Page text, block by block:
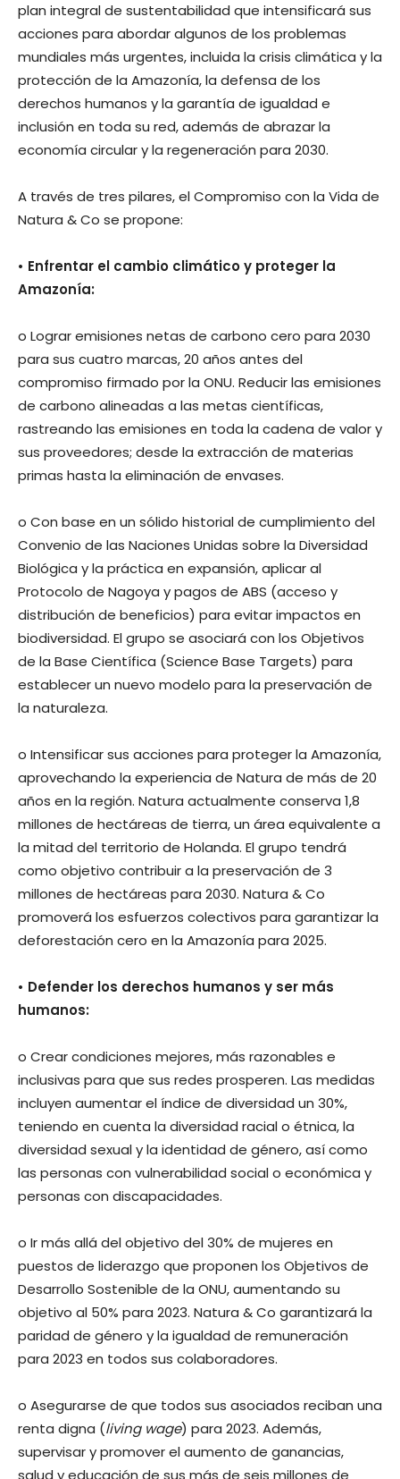
plan integral de sustentabilidad que intensificará sus
acciones para abordar algunos de los problemas
mundiales más urgentes, incluida la crisis climática y la
protección de la Amazonía, la defensa de los
derechos humanos y la garantía de igualdad e
inclusión en toda su red, además de abrazar la
economía circular y la regeneración para 2030.
A través de tres pilares, el Compromiso con la Vida de
Natura & Co se propone:
• Enfrentar el cambio climático y proteger la
Amazonía:
o Lograr emisiones netas de carbono cero para 2030
para sus cuatro marcas, 20 años antes del
compromiso firmado por la ONU. Reducir las emisiones
de carbono alineadas a las metas científicas,
rastreando las emisiones en toda la cadena de valor y
sus proveedores; desde la extracción de materias
primas hasta la eliminación de envases.
o Con base en un sólido historial de cumplimiento del
Convenio de las Naciones Unidas sobre la Diversidad
Biológica y la práctica en expansión, aplicar al
Protocolo de Nagoya y pagos de ABS (acceso y
distribución de beneficios) para evitar impactos en
biodiversidad. El grupo se asociará con los Objetivos
de la Base Científica (Science Base Targets) para
establecer un nuevo modelo para la preservación de
la naturaleza.
o Intensificar sus acciones para proteger la Amazonía,
aprovechando la experiencia de Natura de más de 20
años en la región. Natura actualmente conserva 1,8
millones de hectáreas de tierra, un área equivalente a
la mitad del territorio de Holanda. El grupo tendrá
como objetivo contribuir a la preservación de 3
millones de hectáreas para 2030. Natura & Co
promoverá los esfuerzos colectivos para garantizar la
deforestación cero en la Amazonía para 2025.
• Defender los derechos humanos y ser más
humanos:
o Crear condiciones mejores, más razonables e
inclusivas para que sus redes prosperen. Las medidas
incluyen aumentar el índice de diversidad un 30%,
teniendo en cuenta la diversidad racial o étnica, la
diversidad sexual y la identidad de género, así como
las personas con vulnerabilidad social o económica y
personas con discapacidades.
o Ir más allá del objetivo del 30% de mujeres en
puestos de liderazgo que proponen los Objetivos de
Desarrollo Sostenible de la ONU, aumentando su
objetivo al 50% para 2023. Natura & Co garantizará la
paridad de género y la igualdad de remuneración
para 2023 en todos sus colaboradores.
o Asegurarse de que todos sus asociados reciban una
renta digna (living wage) para 2023. Además,
supervisar y promover el aumento de ganancias,
salud y educación de sus más de seis millones de